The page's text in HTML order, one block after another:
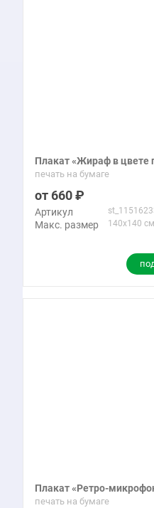
Плакат «Жираф в цвете
печать на бумаге
660
Артикул
Макс. размер 140x140 см
Плакат «Ретро-
печать на бумаге